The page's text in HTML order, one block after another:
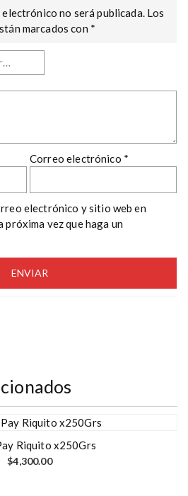
no será publicada. Los
marcados con *
Correo electrónico *
electrónico y sitio web en
vez que haga un
Riquito x250Grs
$4,300.00